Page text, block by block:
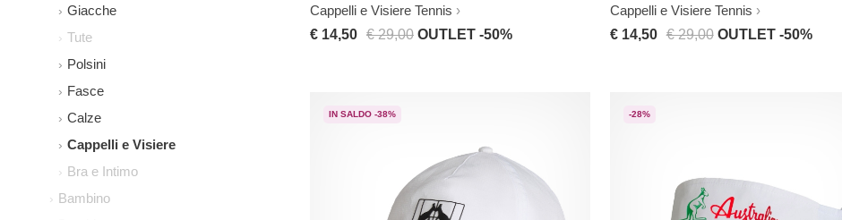
Giacche
Tute
Polsini
Fasce
Calze
Cappelli e Visiere
Bra e Intimo
Bambino
Cappelli e Visiere Tennis
€ 14,50 € 29,00 OUTLET -50%
Cappelli e Visiere Tennis
€ 14,50 € 29,00 OUTLET -50%
IN SALDO -38% -28%